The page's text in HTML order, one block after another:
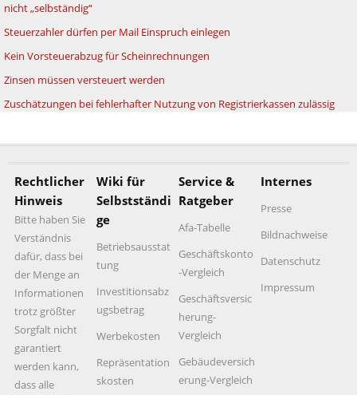
nicht „selbständig“
Steuerzahler dürfen per Mail Einspruch einlegen
Kein Vorsteuerabzug für Scheinrechnungen
Zinsen müssen versteuert werden
Zuschätzungen bei fehlerhafter Nutzung von Registrierkassen zulässig
Rechtlicher
Hinweis
Bitte haben Sie
Verständnis
dafür, dass bei
der Menge an
Informationen
trotz größter
Sorgfalt nicht
garantiert
werden kann,
dass alle
Wiki für
Selbstständi
ge
Betriebsausstat
tung
Investitionsabz
ugsbetrag
Werbekosten
Repräsentation
skosten
Service &
Ratgeber
Afa-Tabelle
Geschäftskonto
-Vergleich
Geschäftsversic
herung-
Vergleich
Gebäudeversich
erung-Vergleich
Internes
Presse
Bildnachweise
Datenschutz
Impressum